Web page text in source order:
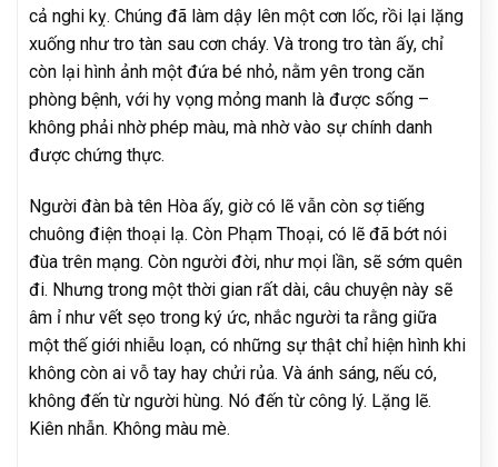
cả nghi kỵ. Chúng đã làm dậy lên một cơn lốc, rồi lại lặng
xuống như tro tàn sau cơn cháy. Và trong tro tàn ấy, chỉ
còn lại hình ảnh một đứa bé nhỏ, nằm yên trong căn
phòng bệnh, với hy vọng mỏng manh là được sống –
không phải nhờ phép màu, mà nhờ vào sự chính danh
được chứng thực.
Người đàn bà tên Hòa ấy, giờ có lẽ vẫn còn sợ tiếng
chuông điện thoại lạ. Còn Phạm Thoại, có lẽ đã bớt nói
đùa trên mạng. Còn người đời, như mọi lần, sẽ sớm quên
đi. Nhưng trong một thời gian rất dài, câu chuyện này sẽ
âm ỉ như vết sẹo trong ký ức, nhắc người ta rằng giữa
một thế giới nhiễu loạn, có những sự thật chỉ hiện hình khi
không còn ai vỗ tay hay chửi rủa. Và ánh sáng, nếu có,
không đến từ người hùng. Nó đến từ công lý. Lặng lẽ.
Kiên nhẫn. Không màu mè.